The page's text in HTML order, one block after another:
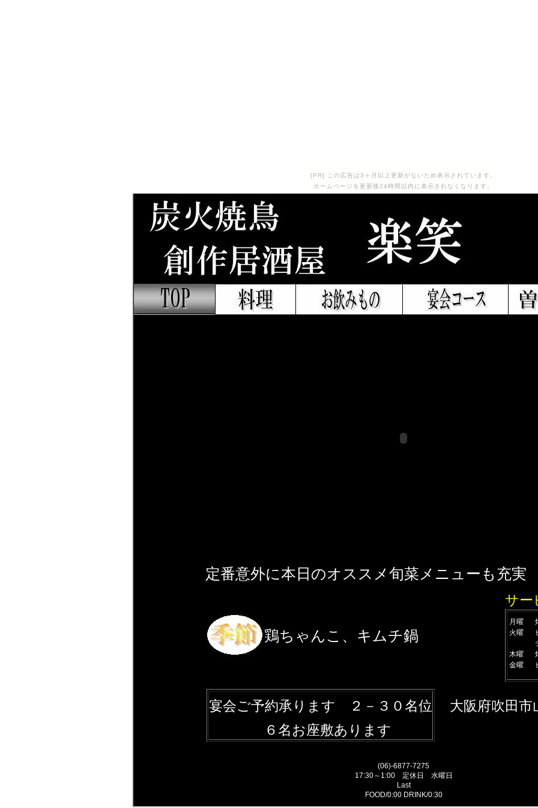
[PR] この広告は3ヶ月以上更新がないため表示されています。
ホームページを更新後24時間以内に表示されなくなります。
定番意外に本日のオススメ旬菜メニューも充実
鶏ちゃんこ、キムチ鍋
サー
月曜
火曜
木曜
金曜
宴会ご予約承ります ２－３０名位
６名お座敷あります
大阪府吹田市
(06)-6877-7275
17:30～1:00 定休日 水曜日
Last
FOOD/0:00 DRINK/0:30